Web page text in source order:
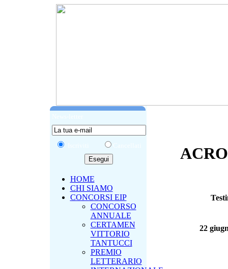
HOME
CHI SIAMO
CONCORSI EIP
CONCORSO
ANNUALE
CERTAMEN
VITTORIO
TANTUCCI
PREMIO
LETTERARIO
22